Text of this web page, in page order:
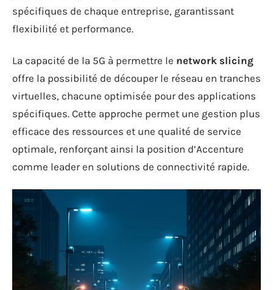
spécifiques de chaque entreprise, garantissant
flexibilité et performance.
La capacité de la 5G à permettre le network slicing
offre la possibilité de découper le réseau en tranches
virtuelles, chacune optimisée pour des applications
spécifiques. Cette approche permet une gestion plus
efficace des ressources et une qualité de service
optimale, renforçant ainsi la position d’Accenture
comme leader en solutions de connectivité rapide.